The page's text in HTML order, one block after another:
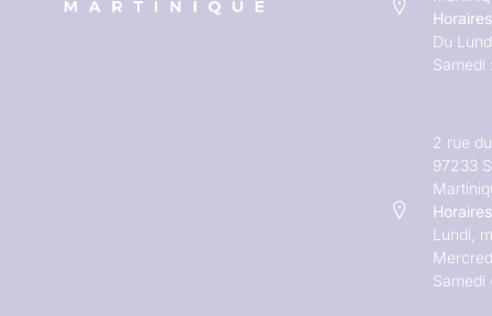
Horaires
Du
Samedi
2 rue
97233
Horaires
Lundi,
Samedi